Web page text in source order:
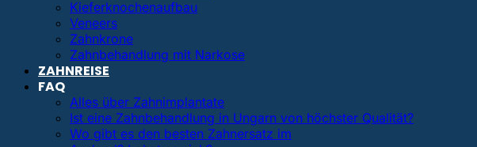
Kieferknochenaufbau
Veneers
Zahnkrone
Zahnbehandlung mit Narkose
ZAHNREISE
FAQ
Alles über Zahnimplantate
Ist eine Zahnbehandlung in Ungarn von höchster Qualität?
Wo gibt es den besten Zahnersatz im